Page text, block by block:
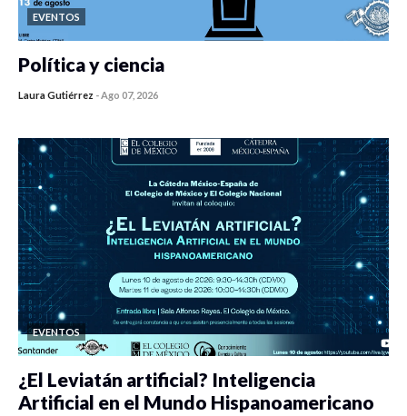
EVENTOS
Política y ciencia
Laura Gutiérrez -Ago 07, 2026
EVENTOS
¿El Leviatán artificial? Inteligencia
Artificial en el Mundo Hispanoamericano